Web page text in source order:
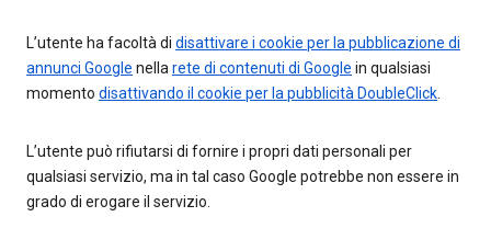
L’utente ha facoltà di disattivare i cookie per la pubblicazione di
annunci Google nella rete di contenuti di Google in qualsiasi
momento disattivando il cookie per la pubblicità DoubleClick
L’utente può rifiutarsi di fornire i propri dati personali per
qualsiasi servizio, ma in tal caso Google potrebbe non essere in
grado di erogare il servizio.